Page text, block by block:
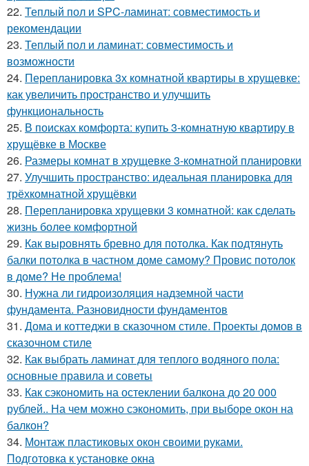
22. Теплый пол и SPC-ламинат: совместимость и
рекомендации
23. Теплый пол и ламинат: совместимость и
возможности
24. Перепланировка 3х комнатной квартиры в хрущевке:
как увеличить пространство и улучшить
функциональность
25. В поисках комфорта: купить 3-комнатную квартиру в
хрущёвке в Москве
26. Размеры комнат в хрущевке 3-комнатной планировки
27. Улучшить пространство: идеальная планировка для
трёхкомнатной хрущёвки
28. Перепланировка хрущевки 3 комнатной: как сделать
жизнь более комфортной
29. Как выровнять бревно для потолка. Как подтянуть
балки потолка в частном доме самому? Провис потолок
в доме? Не проблема!
30. Нужна ли гидроизоляция надземной части
фундамента. Разновидности фундаментов
31. Дома и коттеджи в сказочном стиле. Проекты домов в
сказочном стиле
32. Как выбрать ламинат для теплого водяного пола:
основные правила и советы
33. Как сэкономить на остеклении балкона до 20 000
рублей.. На чем можно сэкономить, при выборе окон на
балкон?
34. Монтаж пластиковых окон своими руками.
Подготовка к установке окна